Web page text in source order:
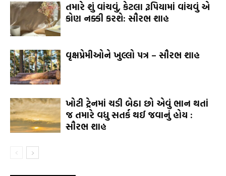
તમારે શું વાંચવું, કેટલા રૂપિયામાં વાંચવું એ
કોણ નક્કી કરશે: સૌરભ શાહ
વૃક્ષપ્રેમીઓને ખુલ્લો પત્ર – સૌરભ શાહ
ખોટી ટ્રેનમાં ચડી બેઠા છો એવું ભાન થતાં
જ તમારે વધુ સતર્ક થઈ જવાનું હોય :
સૌરભ શાહ